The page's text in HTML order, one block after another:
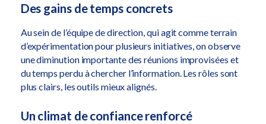
Des gains de temps concrets
Au sein de l’équipe de direction, qui agit comme terrain
d’expérimentation pour plusieurs initiatives, on observe
une diminution importante des réunions improvisées et
du temps perdu à chercher l’information. Les rôles sont
plus clairs, les outils mieux alignés.
Un climat de confiance renforcé